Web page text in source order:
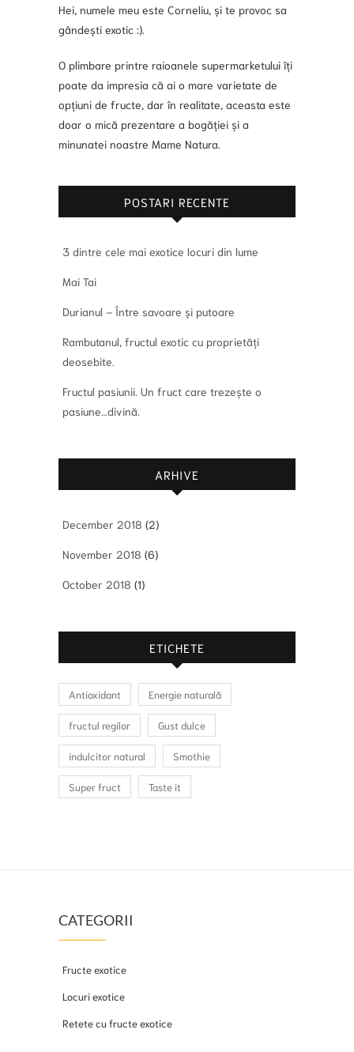
Hei, numele meu este Corneliu, și te provoc sa
gândești exotic :).
O plimbare printre raioanele supermarketului îți
poate da impresia că ai o mare varietate de
opțiuni de fructe, dar în realitate, aceasta este
doar o mică prezentare a bogăției și a
minunatei noastre Mame Natura.
POSTARI RECENTE
3 dintre cele mai exotice locuri din lume
Mai Tai
Durianul – Între savoare și putoare
Rambutanul, fructul exotic cu proprietăți
deosebite.
Fructul pasiunii. Un fruct care trezește o
pasiune…divină.
ARHIVE
December 2018 (2)
November 2018 (6)
October 2018 (1)
ETICHETE
Antioxidant Energie naturală
fructul regilor Gust dulce
indulcitor natural Smothie
Super fruct Taste it
CATEGORII
Fructe exotice
Locuri exotice
Retete cu fructe exotice